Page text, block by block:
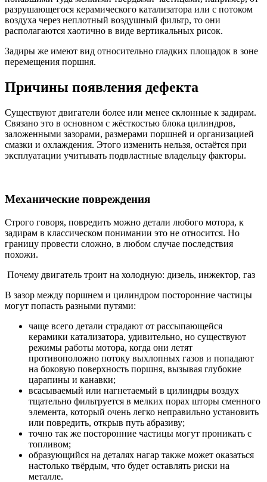
разрушающегося керамического катализатора или с потоком
воздуха через неплотный воздушный фильтр, то они
располагаются хаотично в виде вертикальных рисок.
Задиры же имеют вид относительно гладких площадок в зоне
перемещения поршня.
Причины появления дефекта
Существуют двигатели более или менее склонные к задирам.
Связано это в основном с жёсткостью блока цилиндров,
заложенными зазорами, размерами поршней и организацией
смазки и охлаждения. Этого изменить нельзя, остаётся при
эксплуатации учитывать подвластные владельцу факторы.
Механические повреждения
Строго говоря, повредить можно детали любого мотора, к
задирам в классическом понимании это не относится. Но
границу провести сложно, в любом случае последствия
похожи.
Почему двигатель троит на холодную: дизель, инжектор, газ
В зазор между поршнем и цилиндром посторонние частицы
могут попасть разными путями:
чаще всего детали страдают от рассыпающейся
керамики катализатора, удивительно, но существуют
режимы работы мотора, когда они летят
противоположно потоку выхлопных газов и попадают
на боковую поверхность поршня, вызывая глубокие
царапины и канавки;
всасываемый или нагнетаемый в цилиндры воздух
тщательно фильтруется в мелких порах шторы сменного
элемента, который очень легко неправильно установить
или повредить, открыв путь абразиву;
точно так же посторонние частицы могут проникать с
топливом;
образующийся на деталях нагар также может оказаться
настолько твёрдым, что будет оставлять риски на
металле.